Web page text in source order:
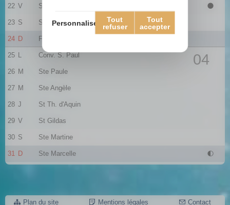
22 V St Vincent
23 S St Barnard
24 D Fr. de Sales
25 L Conv. S. Paul 04
26 M Ste Paule
27 M Ste Angèle
28 J St Th. d'Aquin
29 V St Gildas
30 S Ste Martine
31 D Ste Marcelle
Plan du site Mentions légales Contact
Tout
accepter
Tout
refuser
Personnaliser